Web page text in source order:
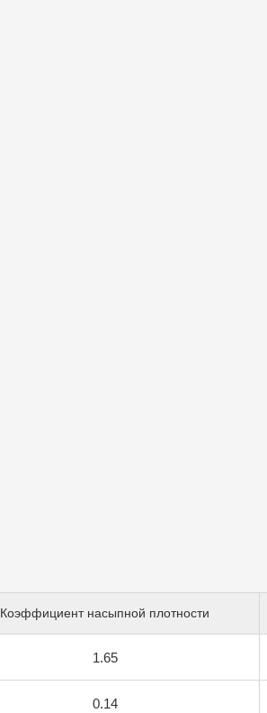
Коэффициент насыпной плотности
1.65
0.14